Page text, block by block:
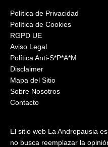
Política de Privacidad
Política de Cookies
RGPD UE
Aviso Legal
Política Anti-S*P*A*M
Disclaimer
Mapa del Sitio
Sobre Nosotros
Contacto
El sitio web La Andropausia
no busca reemplazar la